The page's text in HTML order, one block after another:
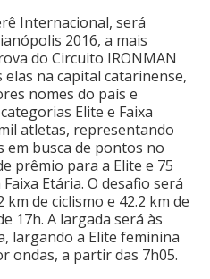
Internacional, será
2016, a mais
do Circuito IRONMAN
elas na capital catarinense,
nomes do país e
Elite e Faixa
atletas, representando
em busca de pontos no
prêmio para a Elite e 75
Etária. O desafio será
km de ciclismo e 42.2 km de
17h. A largada será às
largando a Elite feminina
ondas, a partir das 7h05.